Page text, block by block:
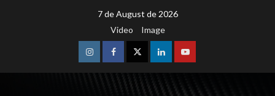
7 de August de 2026
Video
Image
InstagramFacebookTwitterLinkedinYoutube